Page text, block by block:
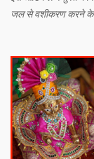
जल से वशीकरण करने के